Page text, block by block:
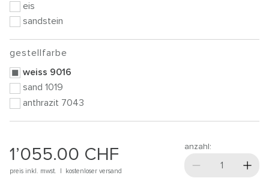
eis
sandstein
gestellfarbe
weiss 9016
sand 1019
anthrazit 7043
1’055.00 CHF
preis inkl. mwst. | kostenloser versand
anzahl: